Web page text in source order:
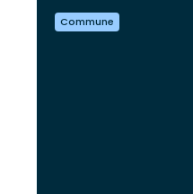
Commune